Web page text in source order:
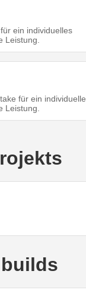
ein individuelles
Leistung.
für ein
Leistung.
builds